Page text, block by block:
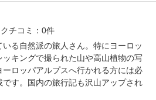
チコミ：0件
いる自然派の旅人さん。特にヨーロッ
キングで撮られた山や高山植物の写
ーロッパアルプスへ行かれる方には必
です。国内の旅行記も沢山アップされ